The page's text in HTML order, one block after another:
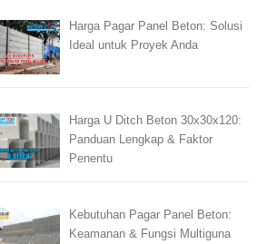
Harga Pagar Panel Beton: Solusi
Ideal untuk Proyek Anda
Harga U Ditch Beton 30x30x120:
Panduan Lengkap & Faktor
Penentu
Kebutuhan Pagar Panel Beton:
Keamanan & Fungsi Multiguna